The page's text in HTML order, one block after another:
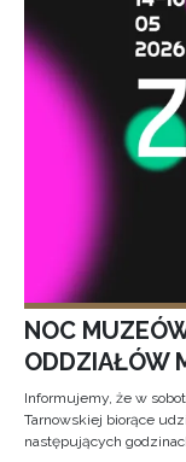
NOC
ODDZIAŁÓW
Informujemy, że w
Tarnowskiej biorące
następujących